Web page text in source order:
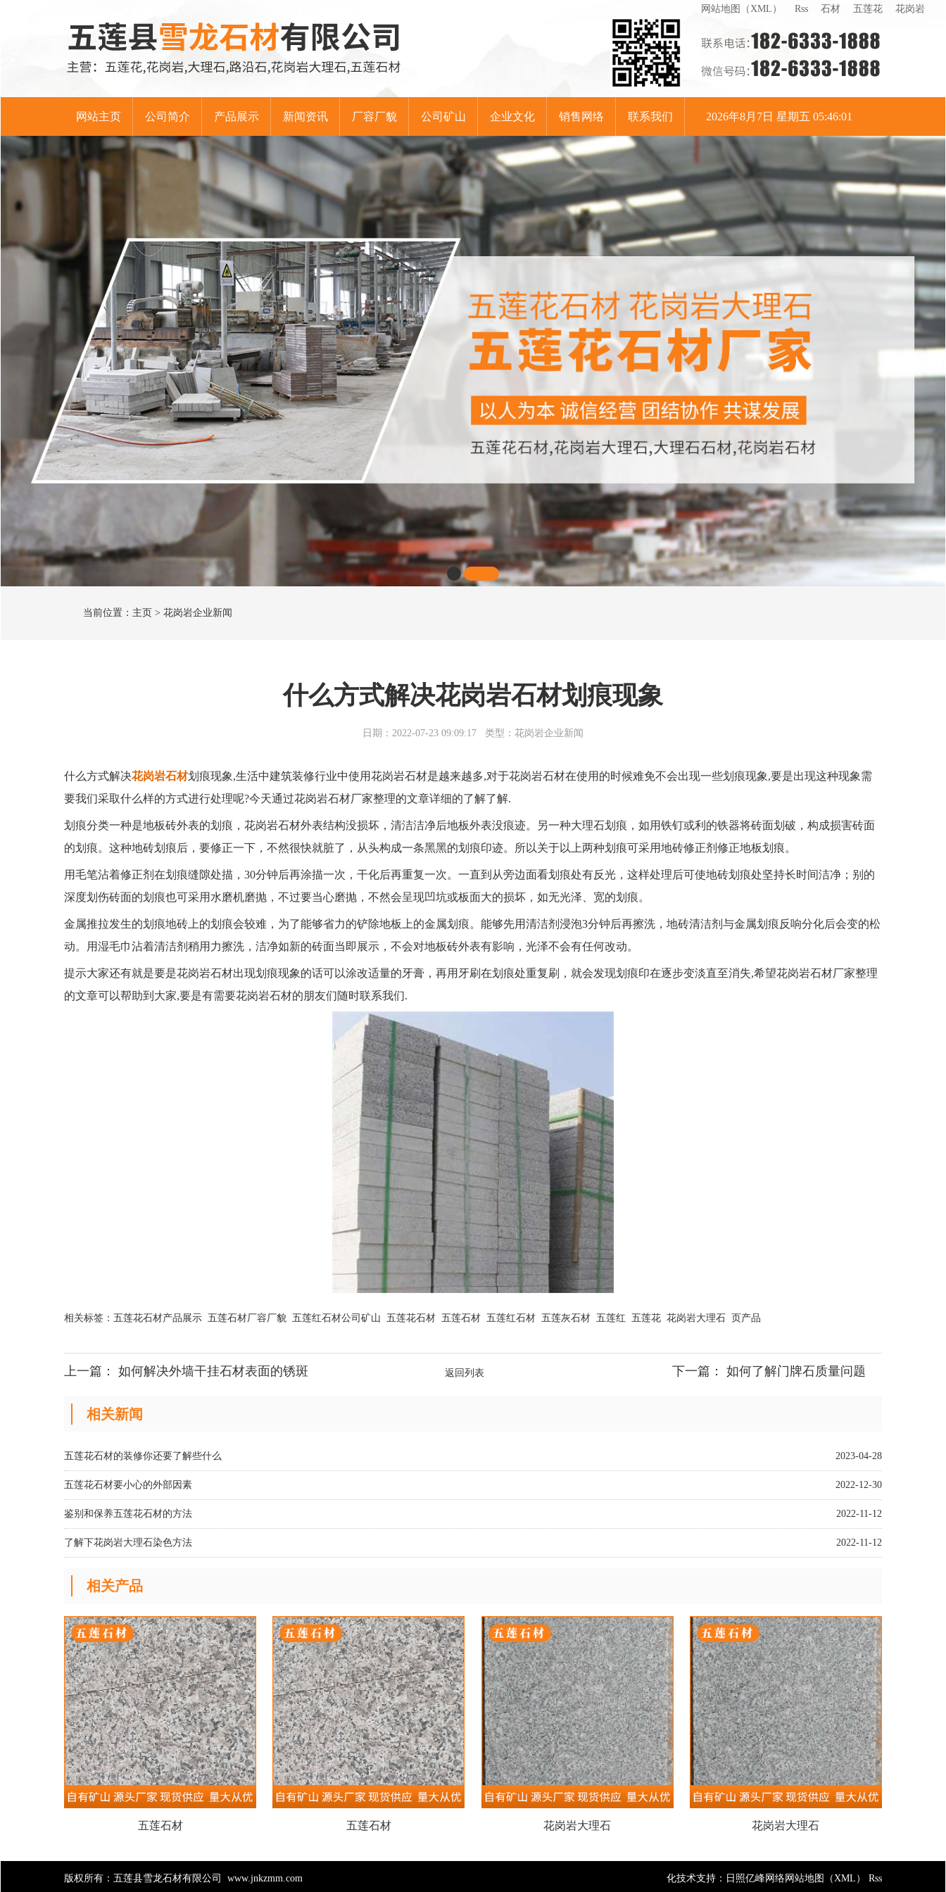
网站地图（XML） Rss 石材 五莲花 花岗岩
网站主页 公司简介 产品展示 新闻资讯 厂容厂貌 公司矿山 企业文化 销售网络 联系我们 2026年8月7日 星期五 05:46:02
当前位置： 主页 > 花岗岩企业新闻
什么方式解决花岗岩石材划痕现象
日期：2022-07-23 09:09:17 类型：花岗岩企业新闻
什么方式解决花岗岩石材划痕现象,生活中建筑装修行业中使用花岗岩石材是越来越多,对于花岗岩石材在使用的时候难免不会出现一些划痕现象,要是出现这种现象需
要我们采取什么样的方式进行处理呢?今天通过花岗岩石材厂家整理的文章详细的了解了解.
划痕分类一种是地板砖外表的划痕，花岗岩石材外表结构没损坏，清洁洁净后地板外表没痕迹。另一种大理石划痕，如用铁钉或利的铁器将砖面划破，构成损害砖面
的划痕。这种地砖划痕后，要修正一下，不然很快就脏了，从头构成一条黑黑的划痕印迹。所以关于以上两种划痕可采用地砖修正剂修正地板划痕。
用毛笔沾着修正剂在划痕缝隙处描，30分钟后再涂描一次，干化后再重复一次。一直到从旁边面看划痕处有反光，这样处理后可使地砖划痕处坚持长时间洁净；别的
深度划伤砖面的划痕也可采用水磨机磨抛，不过要当心磨抛，不然会呈现凹坑或板面大的损坏，如无光泽、宽的划痕。
金属推拉发生的划痕地砖上的划痕会较难，为了能够省力的铲除地板上的金属划痕。能够先用清洁剂浸泡3分钟后再擦洗，地砖清洁剂与金属划痕反响分化后会变的松
动。用湿毛巾沾着清洁剂稍用力擦洗，洁净如新的砖面当即展示，不会对地板砖外表有影响，光泽不会有任何改动。
提示大家还有就是要是花岗岩石材出现划痕现象的话可以涂改适量的牙膏，再用牙刷在划痕处重复刷，就会发现划痕印在逐步变淡直至消失,希望花岗岩石材厂家整理
的文章可以帮助到大家,要是有需要花岗岩石材的朋友们随时联系我们.
相关标签： 五莲花石材产品展示 五莲石材厂容厂貌 五莲红石材公司矿山 五莲花石材 五莲石材 五莲红石材 五莲灰石材 五莲红 五莲花 花岗岩大理石 页产品
上一篇： 如何解决外墙干挂石材表面的锈斑 返回列表 下一篇： 如何了解门牌石质量问题
相关新闻
五莲花石材的装修你还要了解些什么 2023-04-28
五莲花石材要小心的外部因素 2022-12-30
鉴别和保养五莲花石材的方法 2022-11-12
了解下花岗岩大理石染色方法 2022-11-12
相关产品
五莲石材 五莲石材 花岗岩大理石 花岗岩大理石
版权所有：五莲县雪龙石材有限公司 www.jnkzmm.com 化技术支持： 日照亿峰网络网站地图（XML） Rss